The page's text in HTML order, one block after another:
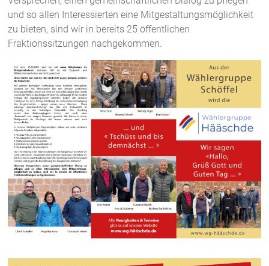
und so allen Interessierten eine Mitgestaltungsmöglichkeit
zu bieten, sind wir in bereits 25 öffentlichen
Fraktionssitzungen nachgekommen.